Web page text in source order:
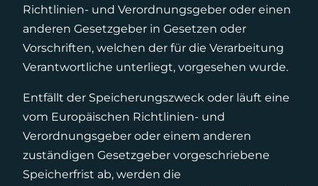
Richtlinien- und Verordnungsgeber oder einen
anderen Gesetzgeber in Gesetzen oder
Vorschriften, welchen der für die Verarbeitung
Verantwortliche unterliegt, vorgesehen wurde.
Entfällt der Speicherungszweck oder läuft eine
vom Europäischen Richtlinien- und
Verordnungsgeber oder einem anderen
zuständigen Gesetzgeber vorgeschriebene
Speicherfrist ab, werden die